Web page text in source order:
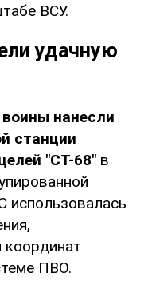
ВСУ.
удачную
нанесли
станции
"СТ-68" в
использовалась
координат
ПВО.